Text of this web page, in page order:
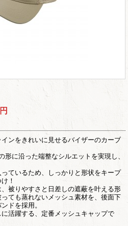
ンをきれいに見せるバイザーのカーブ
に沿った端整なシルエットを実現し、
ているため、しっかりと形状をキープ
！
被りやすさと日差しの遮蔽を叶える形
ても蒸れないメッシュ素材を、後面下
ドを採用。
活躍する、定番メッシュキャップで